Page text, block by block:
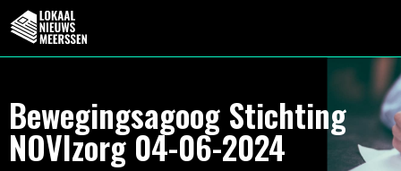
Bewegingsagoog Stichting
NOVIzorg 04-06-2024